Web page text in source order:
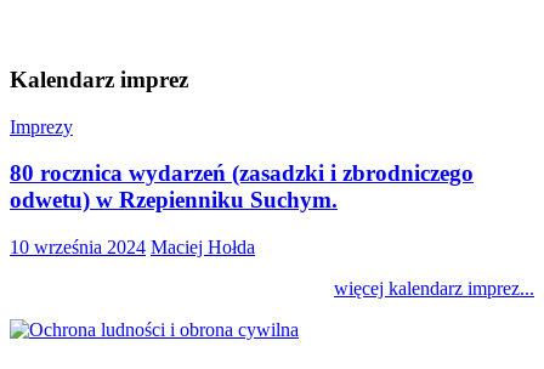
Kalendarz imprez
Imprezy
80 rocznica wydarzeń (zasadzki i zbrodniczego
odwetu) w Rzepienniku Suchym.
10 września 2024 Maciej Hołda
więcej kalendarz imprez...